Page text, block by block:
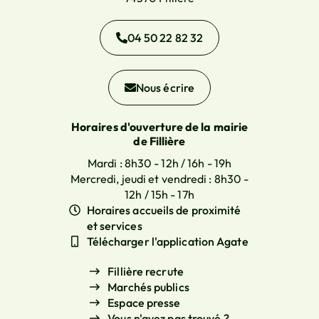
04 50 22 82 32
Nous écrire
Horaires d'ouverture de la mairie
de Fillière
Mardi : 8h30 - 12h / 16h - 19h
Mercredi, jeudi et vendredi : 8h30 -
12h / 15h - 17h
Horaires accueils de proximité
et services
Télécharger l'application Agate
Fillière recrute
Marchés publics
Espace presse